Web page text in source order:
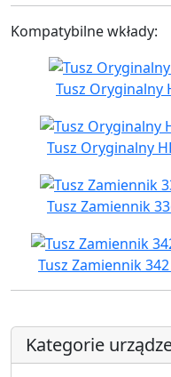
Kompatybilne wkłady:
Tusz Oryginalny
Tusz Oryginalny
Tusz Zamiennik
Tusz Zamiennik
Kategorie